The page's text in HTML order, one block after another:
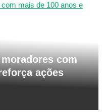
com
ações